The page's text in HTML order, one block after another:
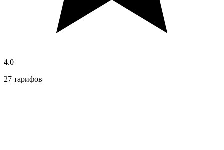
4.0
27 тарифов